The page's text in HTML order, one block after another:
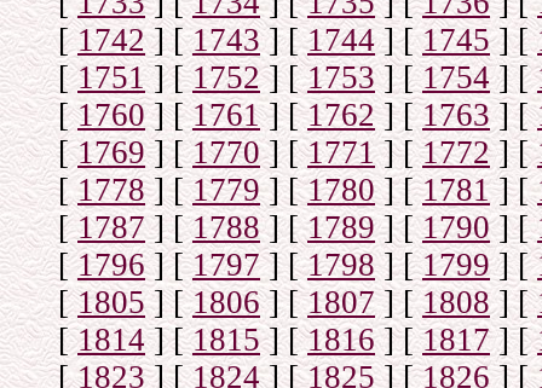
[1742] [1743] [1744] [1745] [
[1751] [1752] [1753] [1754] [
[1760] [1761] [1762] [1763] [
[1769] [1770] [1771] [1772] [
[1778] [1779] [1780] [1781] [
[1787] [1788] [1789] [1790] [
[1796] [1797] [1798 ] [1799] [
[1805] [1806] [1807] [1808] [
[1814] [1815] [1816] [1817] [
[1823] [1824] [1825] [1826] [